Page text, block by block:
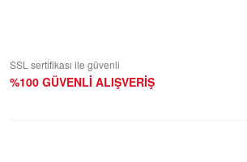
SSL sertifikası ile güvenli
%100 GÜVENLİ ALIŞVERİŞ